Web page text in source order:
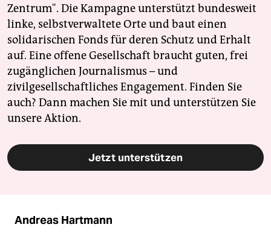
Zentrum". Die Kampagne unterstützt bundesweit
linke, selbstverwaltete Orte und baut einen
solidarischen Fonds für deren Schutz und Erhalt
auf. Eine offene Gesellschaft braucht guten, frei
zugänglichen Journalismus – und
zivilgesellschaftliches Engagement. Finden Sie
auch? Dann machen Sie mit und unterstützen Sie
unsere Aktion.
Jetzt unterstützen
Andreas Hartmann